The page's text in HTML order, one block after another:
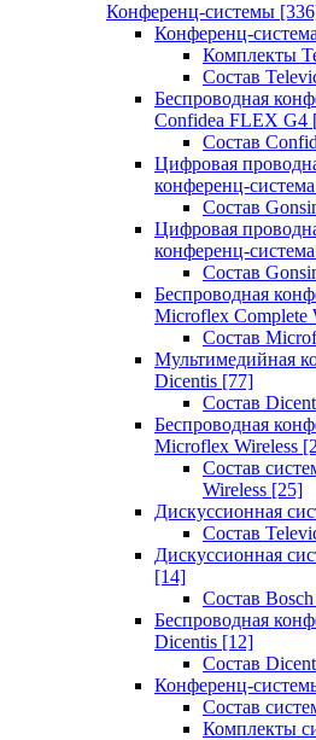
Конференц-системы
Конференц-
Комплекты
Состав
Беспроводная
Confidea FLEX G4
Состав
Цифровая
конференц-
Состав
Цифровая
конференц-
Состав
Беспроводная
Microflex Complete
Состав
Мультимедийная
Dicentis [77]
Состав
Беспроводная
Microflex Wireless
Состав
Wireless [25]
Дискуссионная
Состав
Дискуссионная
[14]
Состав
Беспроводная
Dicentis [12]
Состав
Конференц-
Состав
Комплекты